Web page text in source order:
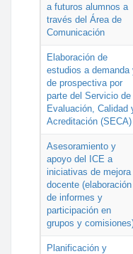
a futuros alumnos a
través del Área de
Comunicación
Elaboración de
estudios a demanda
de prospectiva por
parte del Servicio de
Evaluación, Calidad
Acreditación (SECA)
Asesoramiento y
apoyo del ICE a
iniciativas de mejora
docente (elaboración
de informes y
participación en
grupos y
Planificación y